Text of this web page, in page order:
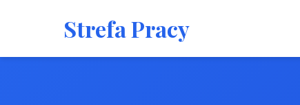
Strefa Pracy